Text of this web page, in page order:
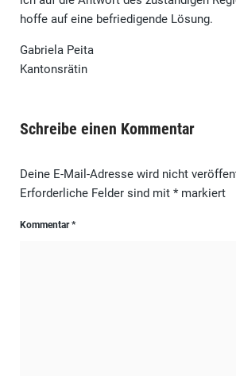
hoffe auf eine befriedigende Lösung.
Gabriela Peita
Kantonsrätin
Schreibe einen Kommentar
Deine E-Mail-Adresse wird nicht
Erforderliche Felder sind mit *markiert
Kommentar*